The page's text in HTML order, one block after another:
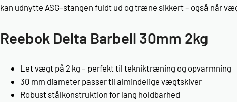
kan udnytte ASG-stangen fuldt ud og træne sikkert – også når
Reebok Delta Barbell 30mm 2kg
Let vægt på 2 kg – perfekt til tekniktræning og opvarmning
30 mm diameter passer til almindelige vægtskiver
Robust stål­konstruktion for lang holdbarhed